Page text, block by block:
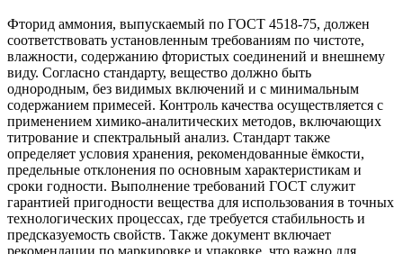
Фторид аммония, выпускаемый по ГОСТ 4518-75, должен
соответствовать установленным требованиям по чистоте,
влажности, содержанию фтористых соединений и внешнему
виду. Согласно стандарту, вещество должно быть
однородным, без видимых включений и с минимальным
содержанием примесей. Контроль качества осуществляется с
применением химико-аналитических методов, включающих
титрование и спектральный анализ. Стандарт также
определяет условия хранения, рекомендованные ёмкости,
предельные отклонения по основным характеристикам и
сроки годности. Выполнение требований ГОСТ служит
гарантией пригодности вещества для использования в точных
технологических процессах, где требуется стабильность и
предсказуемость свойств. Также документ включает
рекомендации по маркировке и упаковке, что важно для